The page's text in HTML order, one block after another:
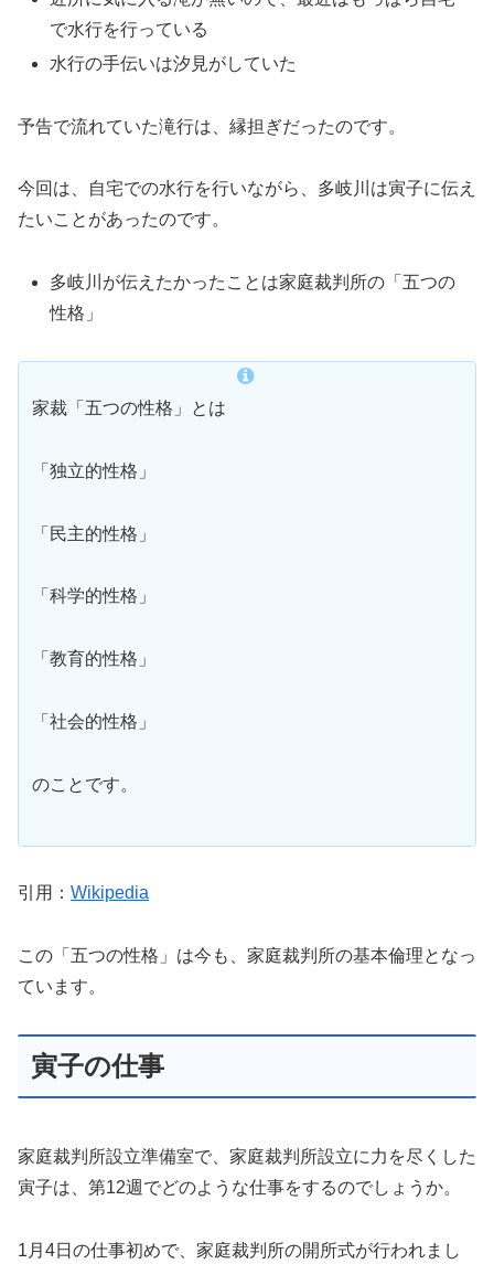
で水行を行っている
水行の手伝いは汐見がしていた
予告で流れていた滝行は、縁担ぎだったのです。
今回は、自宅での水行を行いながら、多岐川は寅子に伝え
たいことがあったのです。
多岐川が伝えたかったことは家庭裁判所の「五つの
性格」
家裁「五つの性格」とは
「独立的性格」
「民主的性格」
「科学的性格」
「教育的性格」
「社会的性格」
のことです。
引用： Wikipedia
この「五つの性格」は今も、家庭裁判所の基本倫理となっ
ています。
寅子の仕事
家庭裁判所設立準備室で、家庭裁判所設立に力を尽くした
寅子は、第12週でどのような仕事をするのでしょうか。
1月4日の仕事初めで、家庭裁判所の開所式が行われまし